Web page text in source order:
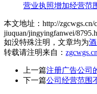
营业执照增加经营范
本文地址：http://zgcwgs.cn/
jiuquan/jingyingfanwei/
如没特殊注明，文章均为
转载请注明来自：
上一篇注册广告公司
下一篇公司经营范围